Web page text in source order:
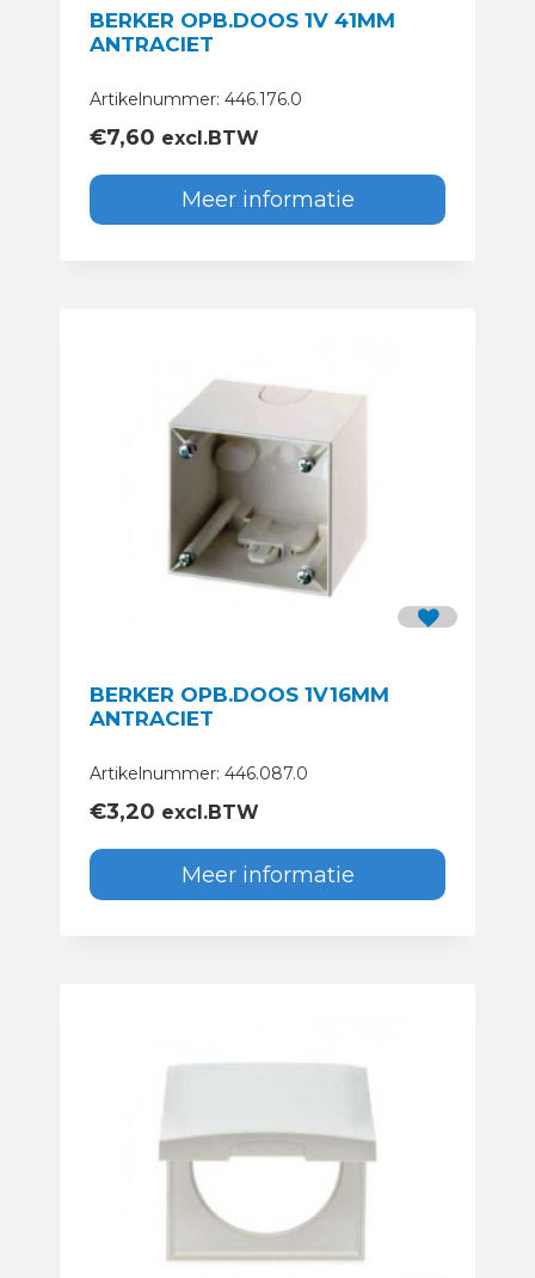
BERKER OPB.DOOS 1V 41MM
ANTRACIET
Artikelnummer: 446.176.0
€7,60 excl.BTW
Meer informatie
BERKER OPB.DOOS 1V16MM
ANTRACIET
Artikelnummer: 446.087.0
€3,20 excl.BTW
Meer informatie